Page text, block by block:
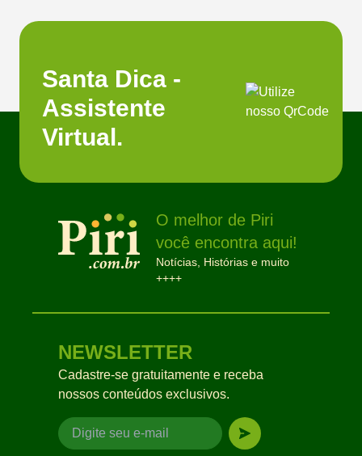
Santa Dica -
Assistente
Virtual.
O melhor de Piri
você encontra aqui!
Notícias, Histórias e muito
++++
NEWSLETTER
Cadastre-se gratuitamente e receba
nossos conteúdos exclusivos.